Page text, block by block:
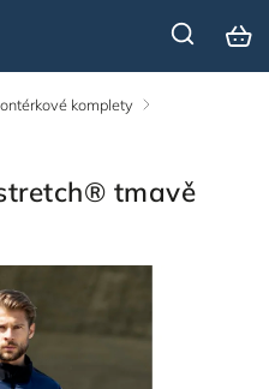
komplety /
tmavě